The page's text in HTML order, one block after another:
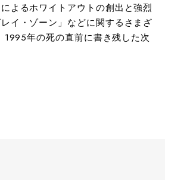
よるホワイトアウトの創出と強烈
イ・ゾーン」などに関するさまざ
年の死の直前に書き残した次